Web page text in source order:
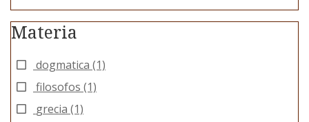
Materia
dogmatica (1)
filosofos (1)
grecia (1)